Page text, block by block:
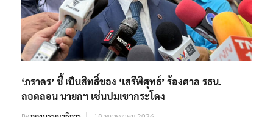
‘ภราดร’ ชี้ เป็นสิทธิ์ของ ‘เสรีพิศุทธ์’ ร้องศาล รธน.
ถอดถอน นายกฯ เซ่นปมเขากระโดง